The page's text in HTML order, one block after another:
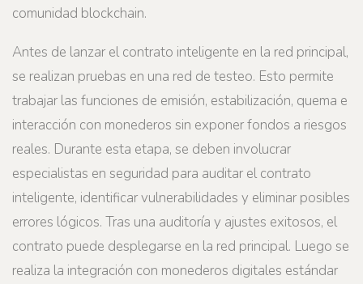
comunidad blockchain.
Antes de lanzar el contrato inteligente en la red principal,
se realizan pruebas en una red de testeo. Esto permite
trabajar las funciones de emisión, estabilización, quema e
interacción con monederos sin exponer fondos a riesgos
reales. Durante esta etapa, se deben involucrar
especialistas en seguridad para auditar el contrato
inteligente, identificar vulnerabilidades y eliminar posibles
errores lógicos. Tras una auditoría y ajustes exitosos, el
contrato puede desplegarse en la red principal. Luego se
realiza la integración con monederos digitales estándar